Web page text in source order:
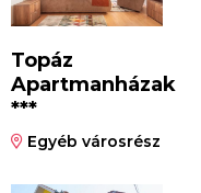
Topáz
Apartmanházak
***
Egyéb városrész